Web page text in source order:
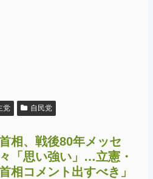
党 自民党
相、戦後80年メッセ
「思い強い」…立憲・
相コメント出すべき」